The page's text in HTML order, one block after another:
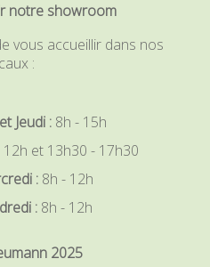
notre showroom
vous accueillir dans nos
:
Jeudi : 8h - 15h
12h et 13h30 - 17h30
: 8h - 12h
: 8h - 12h
2025